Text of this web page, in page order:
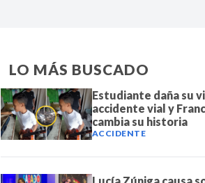
LO MÁS BUSCADO
Estudiante daña su
accidente vial y
cambia su historia
ACCIDENTE